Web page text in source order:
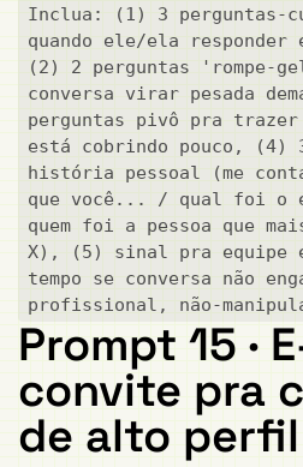
Inclua: (1) 3 perguntas-
quando ele/ela responder
(2) 2 perguntas 'rompe-
conversa virar pesada
perguntas pivô pra trazer
está cobrindo pouco, (4)
história pessoal (me
que você... / qual foi o
quem foi a pessoa que
X), (5) sinal pra equipe
tempo se conversa não
profissional, não-
Prompt 15 ·
convite pra
de alto perfil